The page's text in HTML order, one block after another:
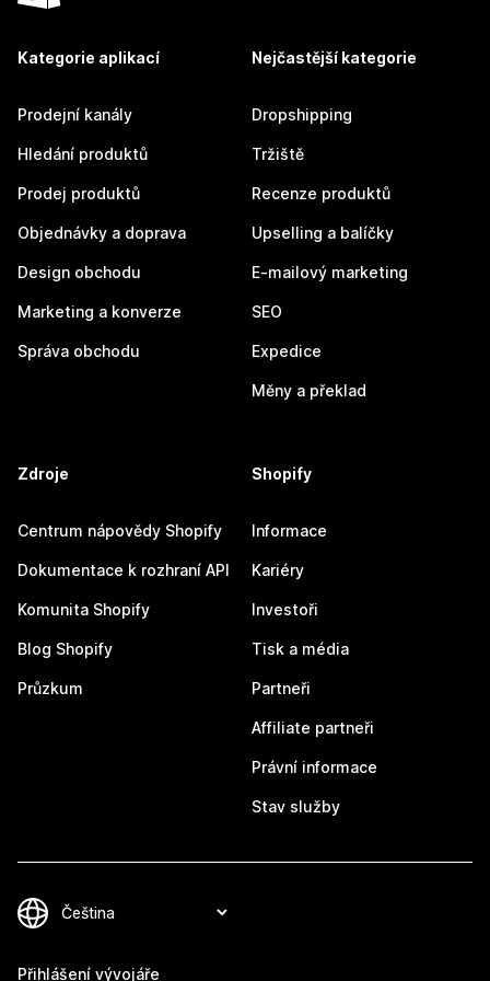
Kategorie aplikací
Prodejní kanály
Hledání produktů
Prodej produktů
Objednávky a doprava
Design obchodu
Marketing a konverze
Správa obchodu
Nejčastější kategorie
Dropshipping
Tržiště
Recenze produktů
Upselling a balíčky
E-mailový marketing
SEO
Expedice
Měny a překlad
Zdroje
Centrum nápovědy Shopify
Dokumentace k rozhraní API
Komunita Shopify
Blog Shopify
Průzkum
Shopify
Informace
Kariéry
Investoři
Tisk a média
Partneři
Affiliate partneři
Právní informace
Stav služby
Přihlášení vývojáře